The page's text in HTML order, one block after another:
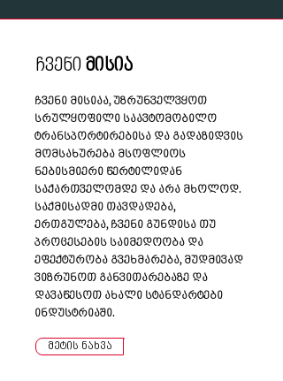
ჩვენი მისია
ჩვენი მისიაა, უზრუნველვყოთ
სრულყოფილი საავტომობილო
ტრანსპორტირებისა და გადაზიდვის
მომსახურება მსოფლიოს
ნებისმიერი წერტილიდან
საქართველომდე და არა მხოლოდ.
საქმისადმი თავდადება,
ერთგულება, ჩვენი გუნდისა თუ
პროცესების საიმედოობა და
ეფექტურობა გვეხმარება, მუდმივად
ვიზრუნოთ განვითარებაზე და
დავაწესოთ ახალი სტანდარტები
ინდუსტრიაში.
მეტის ნახვა